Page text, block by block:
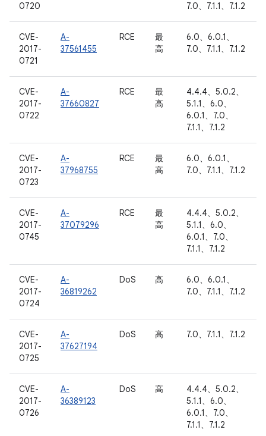
0720
7.0、7.1.1、7.1.2
CVE-
2017-
0721
A-
37561455
RCE
最
高
6.0、6.0.1、
7.0、7.1.1、7.1.2
CVE-
2017-
0722
A-
37660827
RCE
最
高
4.4.4、5.0.2、
5.1.1、6.0、
6.0.1、7.0、
7.1.1、7.1.2
CVE-
2017-
0723
A-
37968755
RCE
最
高
6.0、6.0.1、
7.0、7.1.1、7.1.2
CVE-
2017-
0745
A-
37079296
RCE
最
高
4.4.4、5.0.2、
5.1.1、6.0、
6.0.1、7.0、
7.1.1、7.1.2
CVE-
2017-
0724
A-
36819262
DoS 高
6.0、6.0.1、
7.0、7.1.1、7.1.2
CVE-
2017-
0725
A-
37627194
DoS 高 7.0、7.1.1、7.1.2
CVE-
2017-
0726
A-
36389123
DoS 高
4.4.4、5.0.2、
5.1.1、6.0、
6.0.1、7.0、
7.1.1、7.1.2